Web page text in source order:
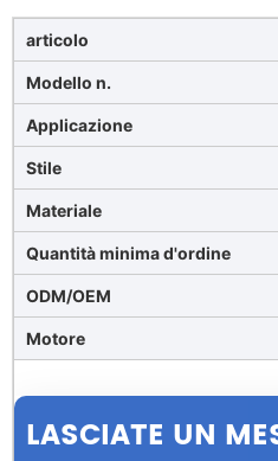
articolo
Modello n.
Applicazione
Stile
Materiale
Quantità minima d'ordine
ODM/OEM
Motore
LASCIATE UN